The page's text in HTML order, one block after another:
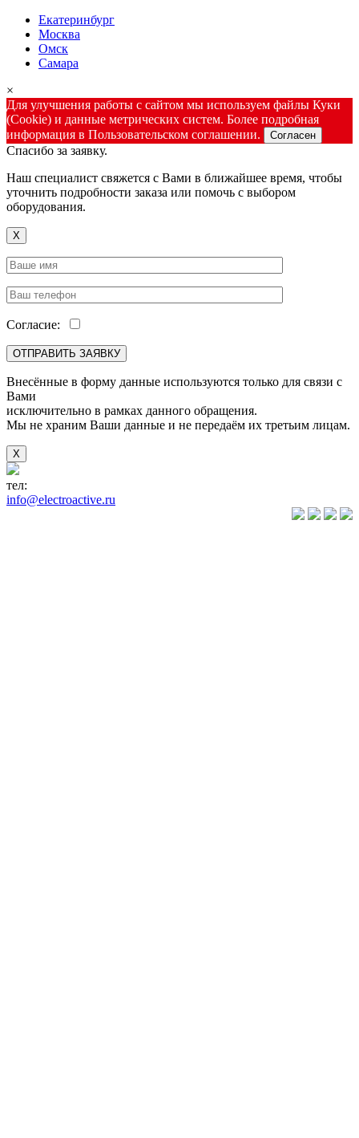
Екатеринбург
Москва
Омск
Самара
×
Для улучшения работы с сайтом мы используем файлы Куки
(Cookie) и данные метрических систем. Более подробная
информация в Пользовательском соглашении.
Согласен
Спасибо за заявку.
Наш специалист свяжется с Вами в ближайшее время, чтобы
уточнить подробности заказа или помочь с выбором
оборудования.
X
Согласие:
Внесённые в форму данные используются только для связи с
Вами
исключительно в рамках данного обращения.
Мы не храним Ваши данные и не передаём их третьим лицам.
X
тел:
info@electroactive.ru